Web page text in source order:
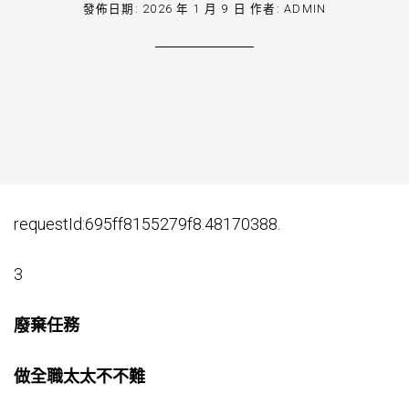
發佈日期: 2026 年 1 月 9 日 作者:ADMIN
requestId:695ff8155279f8.48170388.
3
廢棄任務
做全職太太不不難